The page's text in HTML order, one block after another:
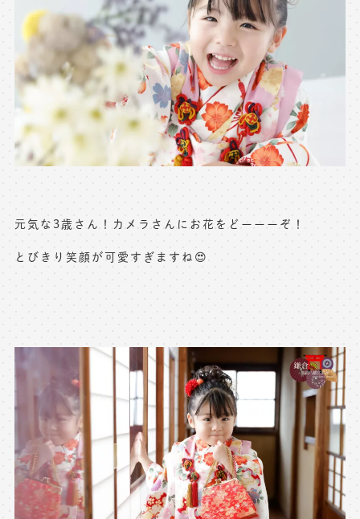
toiawase@precieux-studio.com
※上記アドレスは総合窓口となります
[営業時間] 9:00～17:00
[定休日] 土日祝日
マイページへログインする
元気な3歳さん！カメラさんにお花をどーーーぞ！
とびきり笑顔が可愛すぎますね😍